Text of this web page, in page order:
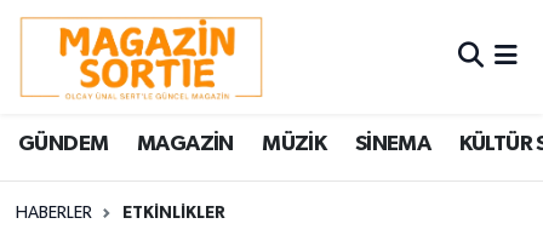
GÜNDEM MAGAZİN MÜZİK SİNEMA KÜLTÜR
HABERLER ETKİNLİKLER
Nöbetçi Eczaneler
Hava Durumu
Trafik Durumu